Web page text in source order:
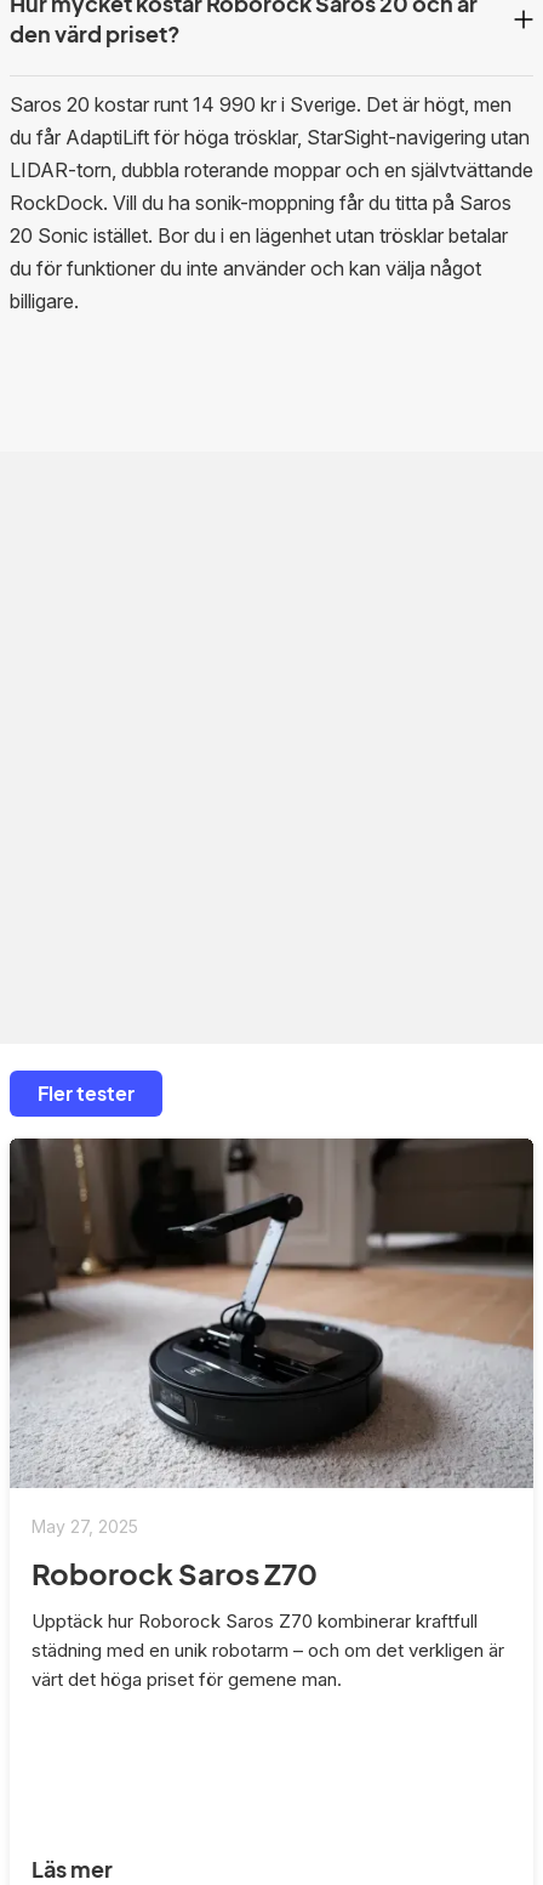
den värd priset?
Saros 20 kostar runt 14 990 kr i Sverige. Det är högt, men
du får AdaptiLift för höga trösklar, StarSight-navigering utan
LIDAR-torn, dubbla roterande moppar och en självtvättande
RockDock. Vill du ha sonik-moppning får du titta på Saros
20 Sonic istället. Bor du i en lägenhet utan trösklar betalar
du för funktioner du inte använder och kan välja något
billigare.
Fler tester
May 27, 2025
Roborock Saros Z70
Upptäck hur Roborock Saros Z70 kombinerar kraftfull
städning med en unik robotarm – och om det verkligen är
värt det höga priset för gemene man.
Läs mer